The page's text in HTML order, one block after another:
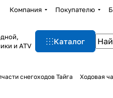
Компания Покупателю
и ATV
Каталог
снегоходов Тайга Ходовая